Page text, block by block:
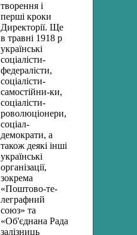
творення і
перші кроки
Директорії. Ще
в травні 1918 р
українські
соціалісти-
федералісти,
соціалісти-
самостійни-ки,
соціалісти-
роволюціонери,
соціал-
демократи, а
також деякі інші
українські
організації,
зокрема
«Поштово-те­
леграфний
союз» та
«Об'єднана Рада
залізниць